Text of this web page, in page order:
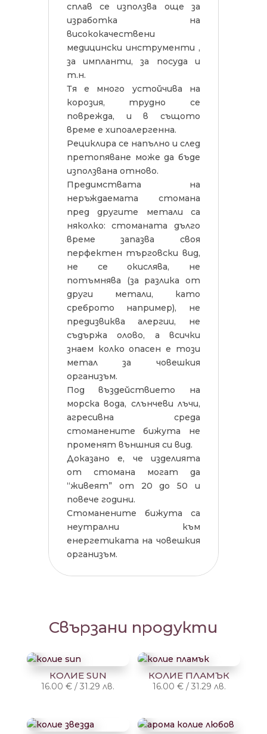
сплав се използва още за
изработка на
висококачествени
медицински инструменти ,
за импланти, за посуда и
т.н.
Тя е много устойчива на
корозия, трудно се
поврежда, и в същото
време е хипоалергенна.
Рециклира се напълно и след
претопяване може да бъде
използвана отново.
Предимствата на
неръждаемата стомана
пред другите метали са
няколко: стоманата дълго
време запазва своя
перфектен търговски вид,
не се окислява, не
потъмнява (за разлика от
други метали, като
среброто например), не
предизвиква алергии, не
съдържа олово, а всички
знаем колко опасен е този
метал за човешкия
организъм.
Под въздействието на
морска вода, слънчеви лъчи,
агресивна среда
стоманените бижута не
променят външния си вид.
Доказано е, че изделията
от стомана могат да
“живеят” от 20 до 50 и
повече години.
Стоманените бижута са
неутрални към
енергетиката на човешкия
организъм.
Свързани продукти
КОЛИЕ SUN
16.00€ /31.29лв.
КОЛИЕ ПЛАМЪК
16.00 € / 31.29 лв.